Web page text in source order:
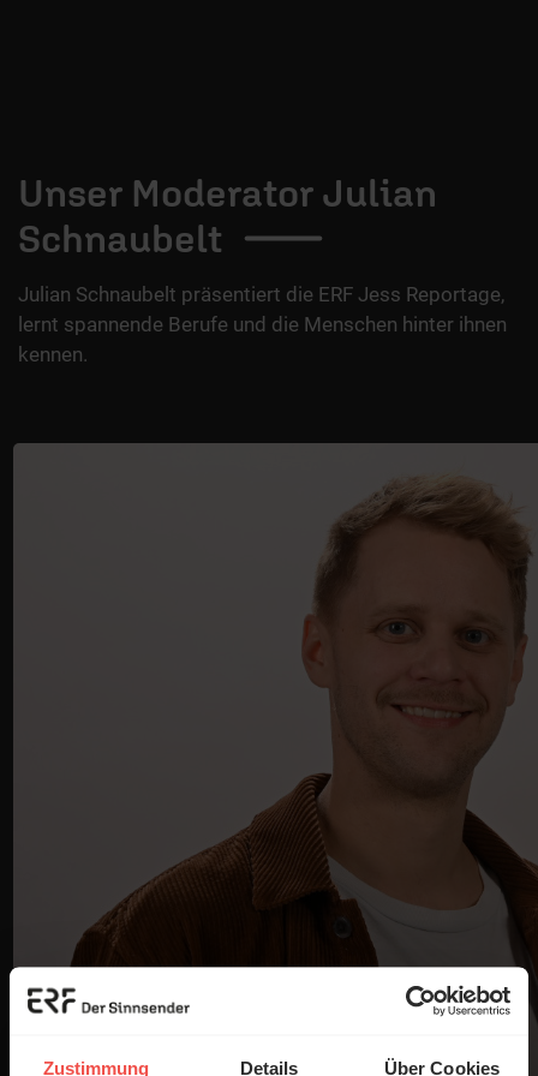
Zustimmung Details Über Cookies
Unser Moderator Julian
Schnaubelt
Julian Schnaubelt präsentiert die ERF Jess Reportage,
lernt spannende Berufe und die Menschen hinter ihnen
kennen.